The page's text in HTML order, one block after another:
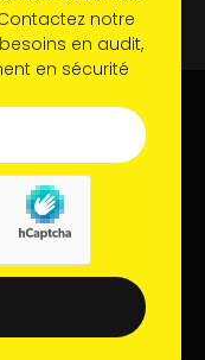
notre
en audit,
en sécurité